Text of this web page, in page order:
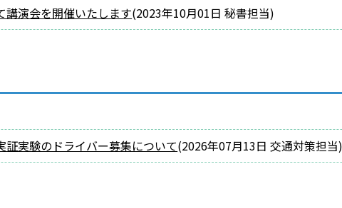
講演会を開催いたします(2023年10月01日 秘書担当)
実験のドライバー募集について(2026年07月13日 交通対策担当